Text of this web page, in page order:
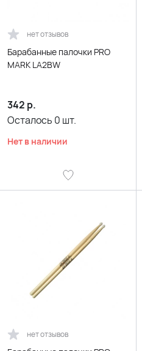
нет отзывов
Барабанные палочки PRO
MARK LA2BW
342 р.
Осталось 0 шт.
Нет в наличии
нет отзывов